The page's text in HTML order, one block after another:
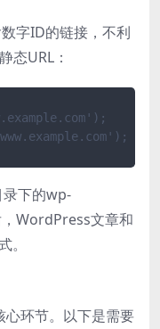
字ID的链接，不利
态URL：
下的wp-
WordPress文章和
环节。以下是需要